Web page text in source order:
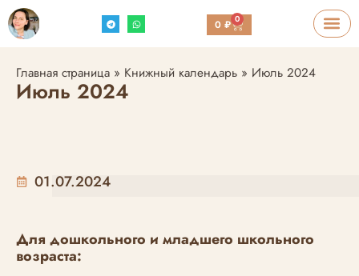
0₽ 0
Главная страница » Книжный календарь » Июль 2024
Июль 2024
01.07.2024
Для дошкольного и младшего школьного
возраста: